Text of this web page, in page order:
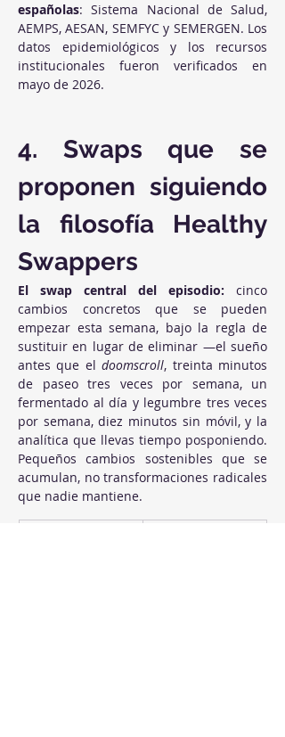
españolas: Sistema Nacional de Salud,
AEMPS, AESAN, SEMFYC y SEMERGEN. Los
datos epidemiológicos y los recursos
institucionales fueron verificados en
mayo de 2026.
4. Swaps que se
proponen siguiendo
la filosofía Healthy
Swappers
El swap central del episodio: cinco
cambios concretos que se pueden
empezar esta semana, bajo la regla de
sustituir en lugar de eliminar —el sueño
antes que el doomscroll, treinta minutos
de paseo tres veces por semana, un
fermentado al día y legumbre tres veces
por semana, diez minutos sin móvil, y la
analítica que llevas tiempo posponiendo.
Pequeños cambios sostenibles que se
acumulan, no transformaciones radicales
que nadie mantiene.